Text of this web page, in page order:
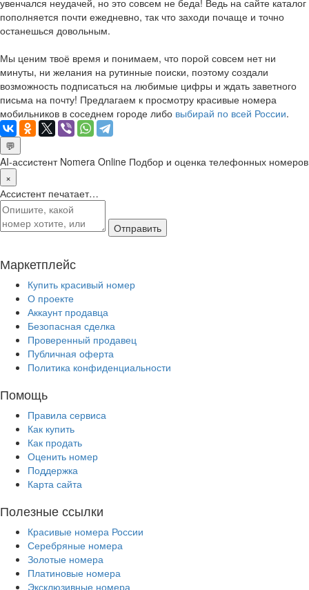
пополняется почти ежедневно, так что заходи почаще и точно
останешься довольным.
Мы ценим твоё время и понимаем, что порой совсем нет ни
минуты, ни желания на рутинные поиски, поэтому создали
возможность подписаться на любимые цифры и ждать заветного
письма на почту! Предлагаем к просмотру красивые номера
мобильников в соседнем городе либо выбирай по всей России.
💬
AI-ассистент Nomera Online Подбор и оценка телефонных номеров
×
Ассистент печатает…
Отправить
Маркетплейс
Купить красивый номер
О проекте
Аккаунт продавца
Безопасная сделка
Проверенный продавец
Публичная оферта
Политика конфиденциальности
Помощь
Правила сервиса
Как купить
Как продать
Оценить номер
Поддержка
Карта сайта
Полезные ссылки
Красивые номера России
Серебряные номера
Золотые номера
Платиновые номера
Эксклюзивные номера